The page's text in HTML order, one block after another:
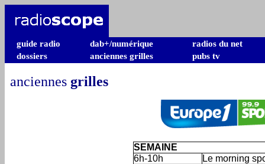
guide radio dab+/numérique
radios du net
dossiers
anciennes grilles pubs tv
anciennes grilles
SEMAINE
6h-10h
Le morning